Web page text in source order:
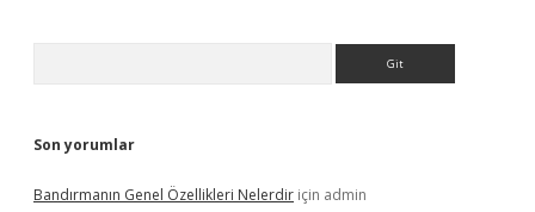
Son yorumlar
Bandırmanın Genel Özellikleri Nelerdir için admin